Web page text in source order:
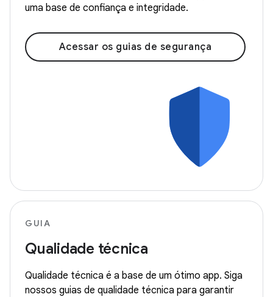
uma base de confiança e integridade.
Acessar os guias de segurança
GUIA
Qualidade técnica
Qualidade técnica é a base de um ótimo app. Siga
nossos guias de qualidade técnica para garantir